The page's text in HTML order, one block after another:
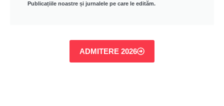
Publicațiile noastre și jurnalele pe care le edităm.
ADMITERE 2026